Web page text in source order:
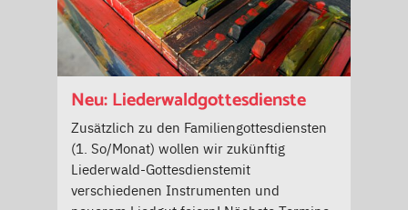
Neu: Liederwaldgottesdienste
Zusätzlich zu den Familiengottesdiensten
(1. So/Monat) wollen wir zukünftig
Liederwald-Gottesdienstemit
verschiedenen Instrumenten und